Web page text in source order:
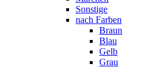
Sonstige
nach Farben
Braun
Blau
Gelb
Grau